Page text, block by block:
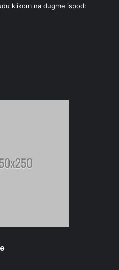
klikom na dugme ispod: